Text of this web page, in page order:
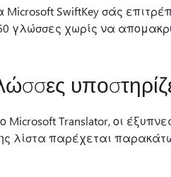
SwiftKey σάς
γλώσσες χωρίς να
Translator, οι
λίστα παρέχεται παρακάτω